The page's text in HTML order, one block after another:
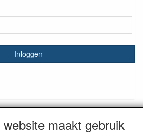
Inloggen
Alle genoemde prijzen
maakt gebruik